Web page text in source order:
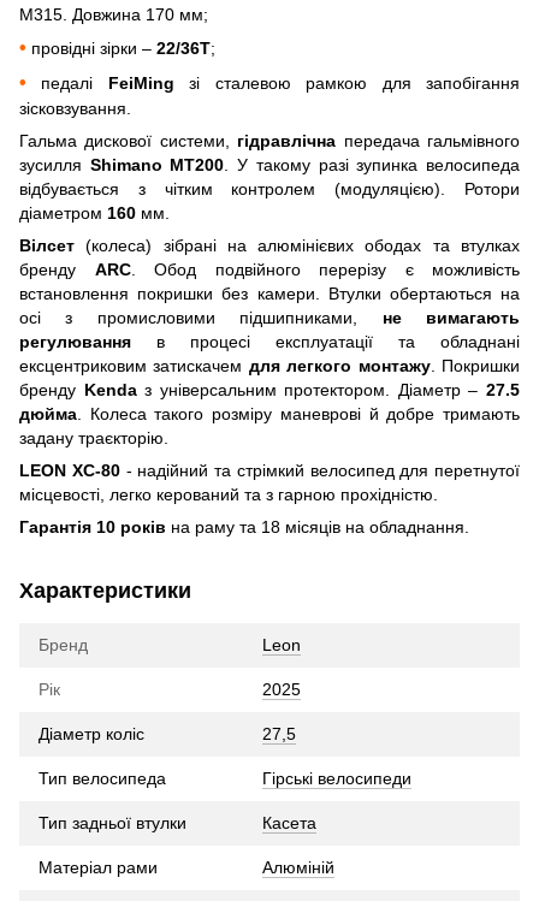
M315. Довжина 170 мм;
• провідні зірки – 22/36Т;
• педалі FeiMingзі сталевою рамкою для запобігання
зісковзування.
Гальма дискової системи, гідравлічна передача гальмівного
зусилля Shimano MT200 . У такому разі зупинка велосипеда
відбувається з чітким контролем (модуляцією). Ротори
діаметром 160 мм.
Вілсет(колеса) зібрані на алюмінієвих ободах та втулках
бренду ARC. Обод подвійного перерізу є можливість
встановлення покришки без камери. Втулки обертаються на
осі з промисловими підшипниками, не вимагають
регулювання в процесі експлуатації та обладнані
ексцентриковим затискачем для легкого монтажу. Покришки
бренду Kendaз універсальним протектором. Діаметр –27.5
дюйма . Колеса такого розміру маневрові й добре тримають
задану траєкторію.
LEON XC-80- надійний та стрімкий велосипед для перетнутої
місцевості, легко керований та з гарною прохідністю.
Гарантія 10 років на раму та 18 місяців на обладнання.
Характеристики
Бренд Leon
Рік 2025
Діаметр коліс 27,5
Тип велосипеда Гірські велосипеди
Тип задньої втулки Касета
Матеріал рами Алюміній